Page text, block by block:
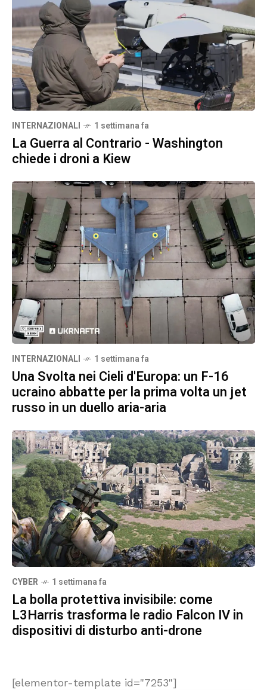
INTERNAZIONALI 1 settimana fa
La Guerra al Contrario - Washington
chiede i droni a Kiew
INTERNAZIONALI 1 settimana fa
Una Svolta nei Cieli d'Europa: un F-16
ucraino abbatte per la prima volta un jet
russo in un duello aria-aria
CYBER 1 settimana fa
La bolla protettiva invisibile: come
L3Harris trasforma le radio Falcon IV in
dispositivi di disturbo anti-drone
[elementor-template id="7253"]